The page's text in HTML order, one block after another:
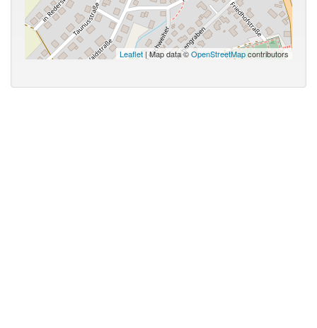
Leaflet | Map data ©OpenStreetMapcontributors